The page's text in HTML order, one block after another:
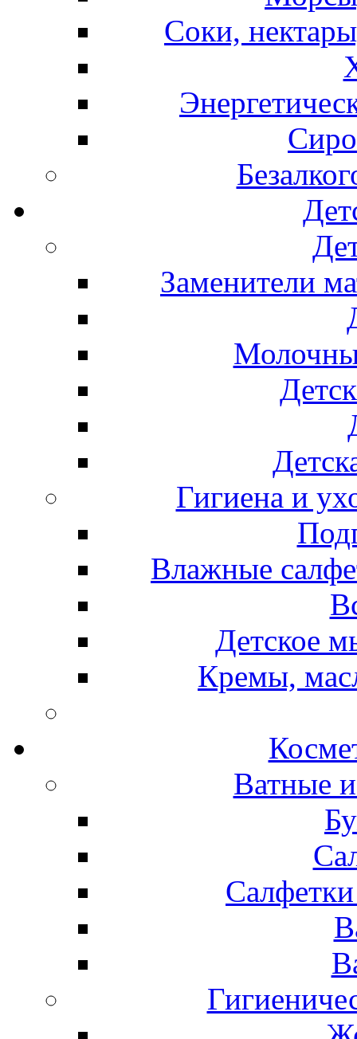
Соки,
Заменители
Гигиена и
Влажные
Детское
Кремы,
Ватные